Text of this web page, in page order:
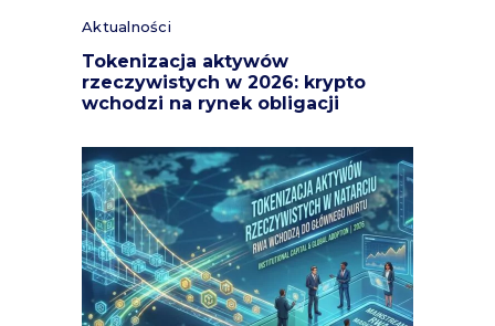
Aktualności
Tokenizacja aktywów
rzeczywistych w 2026: krypto
wchodzi na rynek obligacji